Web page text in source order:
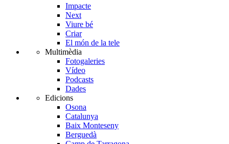
Impacte
Next
Viure bé
Criar
El món de la tele
Multimèdia
Fotogaleries
Vídeo
Podcasts
Dades
Edicions
Osona
Catalunya
Baix Monteseny
Berguedà